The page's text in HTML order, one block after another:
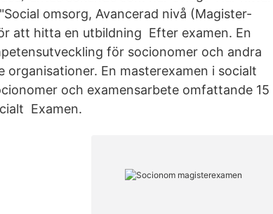
omsorg, Avancerad nivå (Magister-
att hitta en utbildning Efter examen. En
för socionomer och andra
En masterexamen i socialt
och examensarbete omfattande 15
Examen.